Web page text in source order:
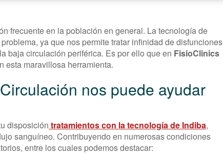
frecuente en la población en general. La tecnología de
ya que nos permite tratar infinidad de disfunciones
baja circulación periférica. Es por ello que en FisioClinics
esta maravillosa herramienta.
nos puede ayudar
disposición tratamientos con la tecnología de Indiba,
sanguíneo. Contribuyendo en numerosas condiciones
entre los cuales podemos destacar: